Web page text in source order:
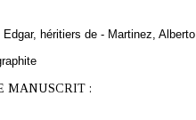
héritiers de - Martinez, Alberto
MANUSCRIT :